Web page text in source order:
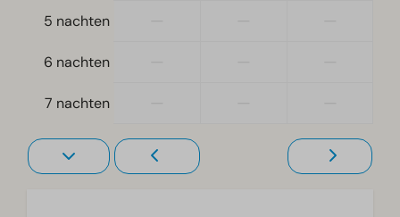
Slaapkamer(s) boven: 4
Televisie
5 nachten
6 nachten
7 nachten